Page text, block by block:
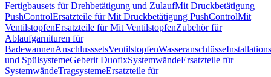
Fertigbausets für Drehbetätigung und ZulaufMit Druckbetätigung
PushControlErsatzteile für Mit Druckbetätigung PushControlMit
VentilstopfenErsatzteile für Mit VentilstopfenZubehör für
Ablaufgarnituren für
BadewannenAnschlusssetsVentilstopfenWasseranschlüsse
und SpülsystemeGeberit DuofixSystemwändeErsatzteile für
SystemwändeTragsystemeErsatzteile für